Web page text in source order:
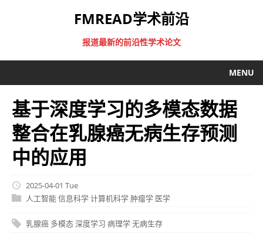
FMREAD学术前沿
报道最新的前沿性学术论文
MENU
基于深度学习的多模态数据
整合在乳腺癌无病生存预测
中的应用
2025-04-01 Tue
人工智能信息科学计算机科学 肿瘤学 医学
乳腺癌 多模态深度学习 病理学无病生存